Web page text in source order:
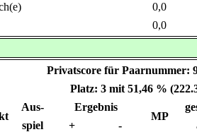
0,0
0,0
Privatscore für
Platz: 3 mit 51,46 %
Aus- Ergebnis
MP
spiel
+ -